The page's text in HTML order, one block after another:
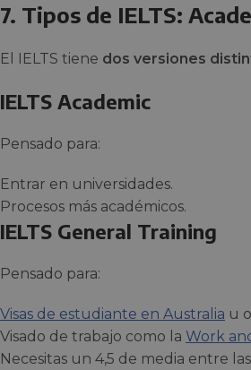
7. Tipos de IELTS:
El IELTS tiene dos versiones
IELTS Academic
Pensado para:
Entrar en universidades.
Procesos más académicos.
IELTS General Training
Pensado para:
Visas de estudiante en Australia u
Visado de trabajo como la Work
Necesitas un 4,5 de media entre